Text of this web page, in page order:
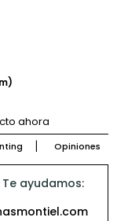
ahora
Opiniones
Te ayudamos: